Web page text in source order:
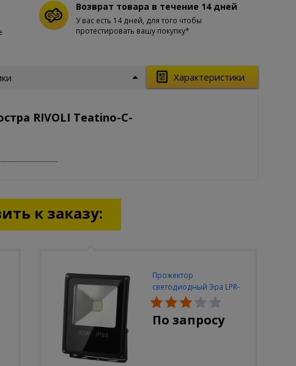
Возврат товара в течение 14 дней
У вас есть 14 дней, для того чтобы
протестировать вашу покупку*
Характеристики
RIVOLI Teatino-C-
к заказу:
Прожектор
светодиодный Эра LPR-
30W-6500K-M
По запросу